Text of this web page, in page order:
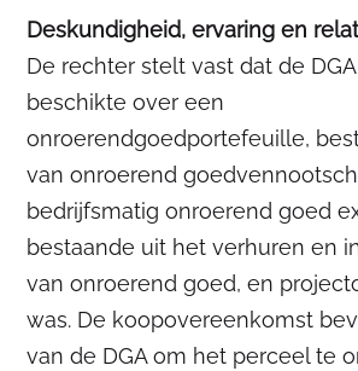
Deskundigheid, ervaring en
De rechter stelt vast dat de
beschikte over een
onroerendgoedportefeuille,
van onroerend
bedrijfsmatig onroerend goed
bestaande uit het verhuren en
van onroerend goed, en
was. De koopovereenkomst
van de DGA om het perceel te